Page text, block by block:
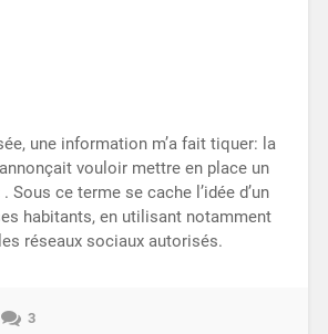
une information m’a fait tiquer: la
vouloir mettre en place un
. Sous ce terme se cache l’idée d’un
habitants, en utilisant notamment
réseaux sociaux autorisés.
3